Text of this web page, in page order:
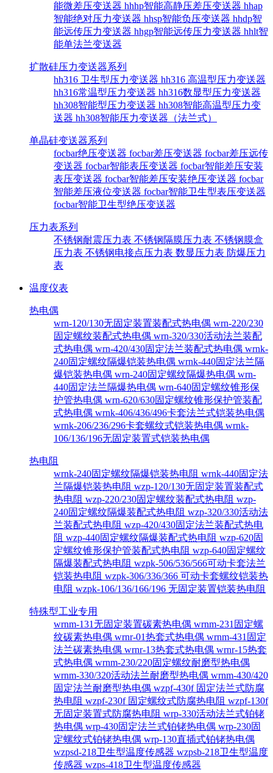
能微差压变送器 hhhp智能高静压差压变送器 hhap
智能绝对压力变送器 hhsp智能负压变送器 hhdp智
能远传压力变送器 hhgp智能远传压力变送器 hhlt智
能单法兰变送器
扩散硅压力变送器系列
hh316 卫生型压力变送器 hh316 高温型压力变送器
hh316常温型压力变送器 hh316数显型压力变送器
hh308智能型压力变送器 hh308智能高温型压力变
送器 hh308智能压力变送器（法兰式）
单晶硅变送器系列
focbar绝压变送器 focbar差压变送器 focbar差压远传
变送器 focbar智能表压变送器 focbar智能差压安装
表压变送器 focbar智能差压安装绝压变送器 focbar
智能差压液位变送器 focbar智能卫生型表压变送器
focbar智能卫生型绝压变送器
压力表系列
不锈钢耐震压力表 不锈钢隔膜压力表 不锈钢膜盒
压力表 不锈钢电接点压力表 数显压力表 防爆压力
表
温度仪表
热电偶
wrn-120/130无固定装置装配式热电偶 wrn-220/230
固定螺纹装配式热电偶 wrn-320/330活动法兰装配
式热电偶 wrn-420/430固定法兰装配式热电偶 wrnk-
240固定螺纹隔爆铠装热电偶 wrnk-440固定法兰隔
爆铠装热电偶 wrn-240固定螺纹隔爆热电偶 wrn-
440固定法兰隔爆热电偶 wrn-640固定螺纹锥形保
护管热电偶 wrn-620/630固定螺纹锥形保护管装配
式热电偶 wrnk-406/436/496卡套法兰式铠装热电偶
wrnk-206/236/296卡套螺纹式铠装热电偶 wrnk-
106/136/196无固定装置式铠装热电偶
热电阻
wrnk-240固定螺纹隔爆铠装热电阻 wrnk-440固定法
兰隔爆铠装热电阻 wzp-120/130无固定装置装配式
热电阻 wzp-220/230固定螺纹装配式热电阻 wzp-
240固定螺纹隔爆装配式热电阻 wzp-320/330活动法
兰装配式热电阻 wzp-420/430固定法兰装配式热电
阻 wzp-440固定螺纹隔爆装配式热电阻 wzp-620固
定螺纹锥形保护管装配式热电阻 wzp-640固定螺纹
隔爆装配式热电阻 wzpk-506/536/566可动卡套法兰
铠装热电阻 wzpk-306/336/366 可动卡套螺纹铠装热
电阻 wzpk-106/136/166/196 无固定装置铠装热电阻
特殊型工业专用
wrnm-131无固定装置碳素热电偶 wrnm-231固定螺
纹碳素热电偶 wrnr-01热套式热电偶 wrnm-431固定
法兰碳素热电偶 wrnr-13热套式热电偶 wrnr-15热套
式热电偶 wrnm-230/220固定螺纹耐磨型热电偶
wrnm-330/320活动法兰耐磨型热电偶 wrnm-430/420
固定法兰耐磨型热电偶 wzpf-430f 固定法兰式防腐
热电阻 wzpf-230f 固定螺纹式防腐热电阻 wzpf-130f
无固定装置式防腐热电阻 wrp-330活动法兰式铂铑
热电偶 wrp-430固定法兰式铂铑热电偶 wrp-230固
定螺纹式铂铑热电偶 wrp-130直插式铂铑热电偶
wzpsd-218卫生型温度传感器 wzpsb-218卫生型温度
传感器 wzps-418卫生型温度传感器